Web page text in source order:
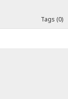
Tags (0)